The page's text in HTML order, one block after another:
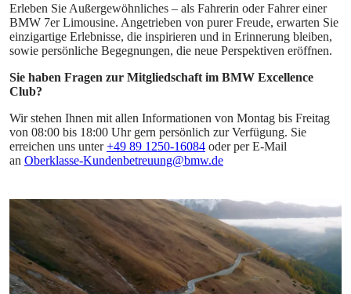
Erleben Sie Außergewöhnliches – als Fahrerin oder Fahrer einer
BMW 7er Limousine. Angetrieben von purer Freude, erwarten Sie
einzigartige Erlebnisse, die inspirieren und in Erinnerung bleiben,
sowie persönliche Begegnungen, die neue Perspektiven eröffnen.
Sie haben Fragen zur Mitgliedschaft im BMW Excellence
Club?
Wir stehen Ihnen mit allen Informationen von Montag bis Freitag
von 08:00 bis 18:00 Uhr gern persönlich zur Verfügung. Sie
erreichen uns unter+49 89 1250-16084 oder per E-Mail
an Oberklasse-Kundenbetreuung@bmw.de